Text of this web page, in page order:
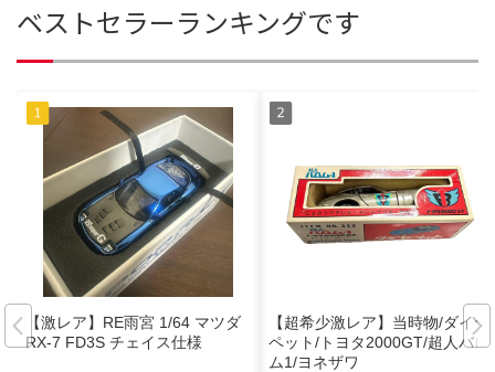
ベストセラーランキングです
【激レア】RE雨宮 1/64 マツダ
RX-7 FD3S チェイス仕様
【超希少激レア】当時物/ダイヤ
ペット/トヨタ2000GT/超人バロ
ム1/ヨネザワ